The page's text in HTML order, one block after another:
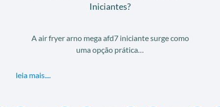
Iniciantes?
A air fryer arno mega afd7 iniciante surge como
uma opção prática…
leia mais....